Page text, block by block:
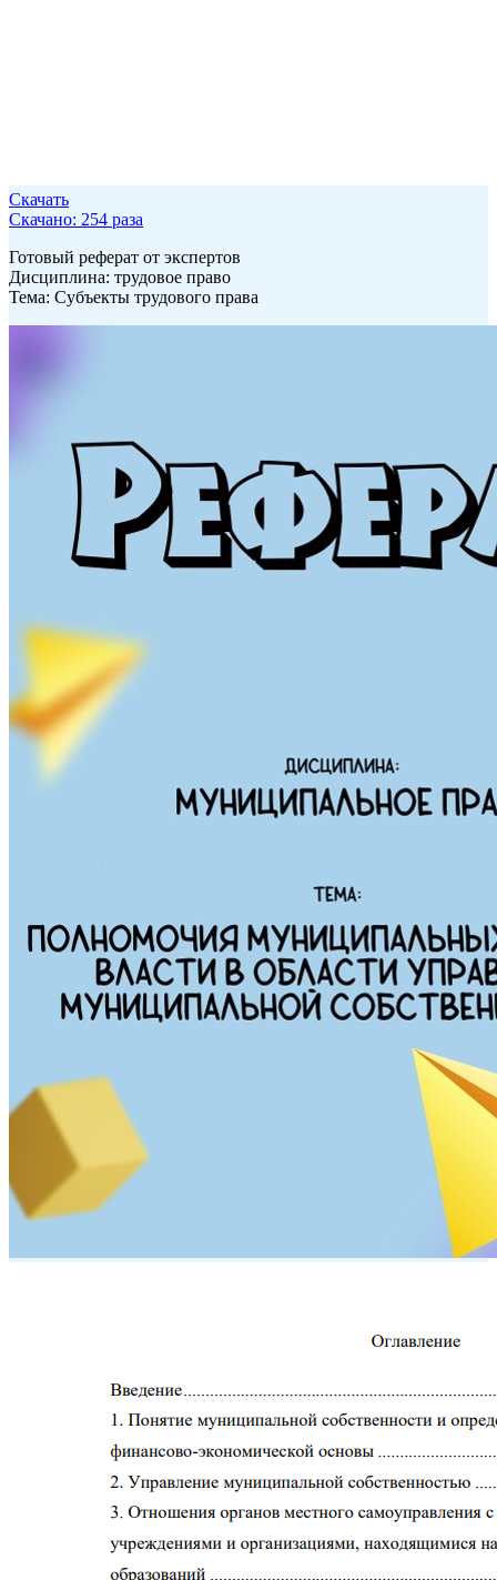
Скачать
Скачано: 254 раза
Готовый реферат от экспертов
Дисциплина: трудовое право
Тема: Субъекты трудового права